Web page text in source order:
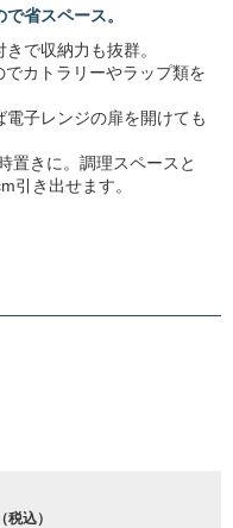
省スペース。
で収納力も抜群。
カトラリーやラップ類を
子レンジの扉を開けても
置きに。調理スペースと
引き出せます。
（税込）